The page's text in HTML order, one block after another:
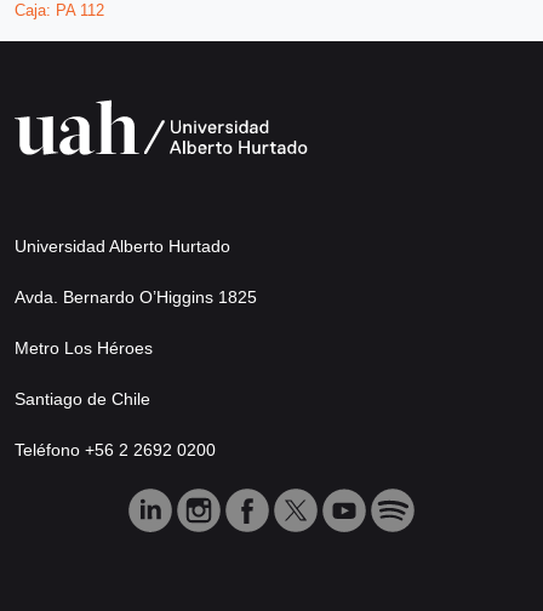
Caja: PA 112
Universidad Alberto Hurtado
Avda. Bernardo O’Higgins 1825
Metro Los Héroes
Santiago de Chile
Teléfono +56 2 2692 0200